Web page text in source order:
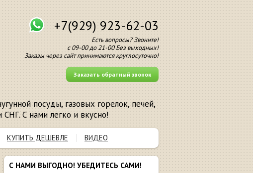
+7(929) 923-62-03
Есть вопросы? Звоните!
с 09-00 до 21-00 Без выходных!
Заказы через сайт принимаются круглосуточно!
Заказать обратный звонок
посуды, газовых горелок, печей,
С нами легко и вкусно!
КУПИТЬ ДЕШЕВЛЕ ВИДЕО
С НАМИ ВЫГОДНО! УБЕДИТЕСЬ САМИ!